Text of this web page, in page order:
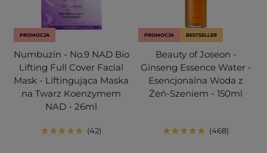
PROMOCJA
Numbuzin - No.9 NAD Bio
Lifting Full Cover Facial
Mask - Liftingująca Maska
na Twarz Koenzymem
NAD - 26ml
42
PROMOCJA BESTSELLER
Beauty of Joseon -
Ginseng Essence Water -
Esencjonalna Woda z
Żeń-Szeniem - 150ml
468